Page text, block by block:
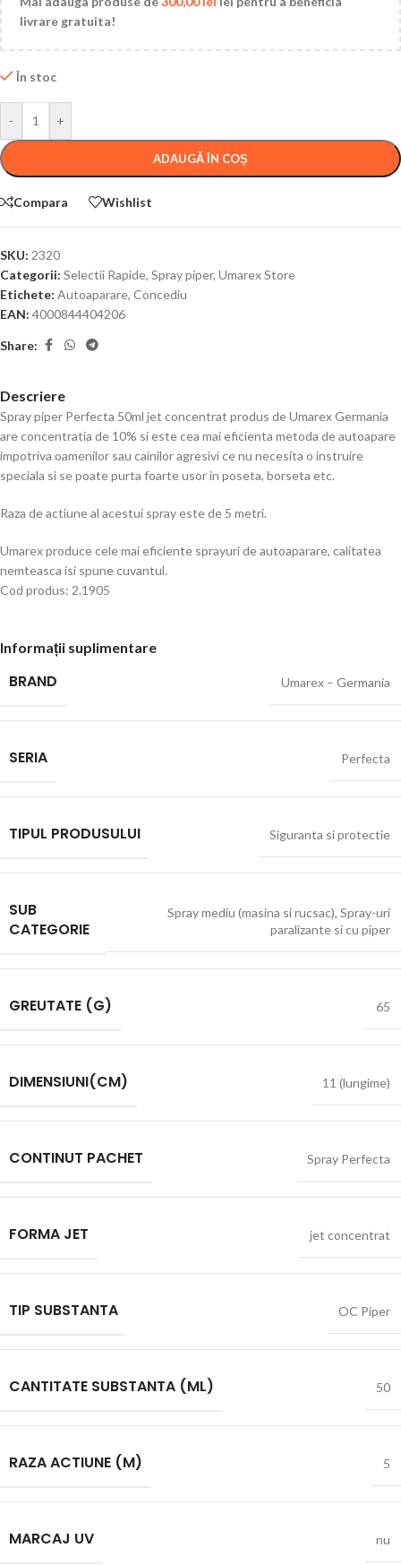
livrare gratuita!
În stoc
- +
ADAUGĂ ÎN COȘ
Compara Wishlist
SKU: 2320
Categorii: Selectii Rapide, Spray piper, Umarex Store
Etichete: Autoaparare, Concediu
EAN: 4000844404206
Share:
Descriere
Spray piper Perfecta 50ml jet concentrat produs de Umarex Germania
are concentratia de 10% si este cea mai eficienta metoda de autoapare
impotriva oamenilor sau cainilor agresivi ce nu necesita o instruire
speciala si se poate purta foarte usor in poseta, borseta etc.
Raza de actiune al acestui spray este de 5 metri.
Umarex produce cele mai eficiente sprayuri de autoaparare, calitatea
nemteasca isi spune cuvantul.
Cod produs: 2.1905
Informații suplimentare
BRAND Umarex – Germania
SERIA Perfecta
TIPUL PRODUSULUI Siguranta si protectie
SUB
CATEGORIE
Spray mediu (masina si rucsac), Spray-uri
paralizante si cu piper
GREUTATE (G) 65
DIMENSIUNI(CM) 11 (lungime)
CONTINUT PACHET Spray Perfecta
FORMA JET jet concentrat
TIP SUBSTANTA OC Piper
CANTITATE SUBSTANTA (ML) 50
RAZA ACTIUNE (M) 5
MARCAJ UV nu